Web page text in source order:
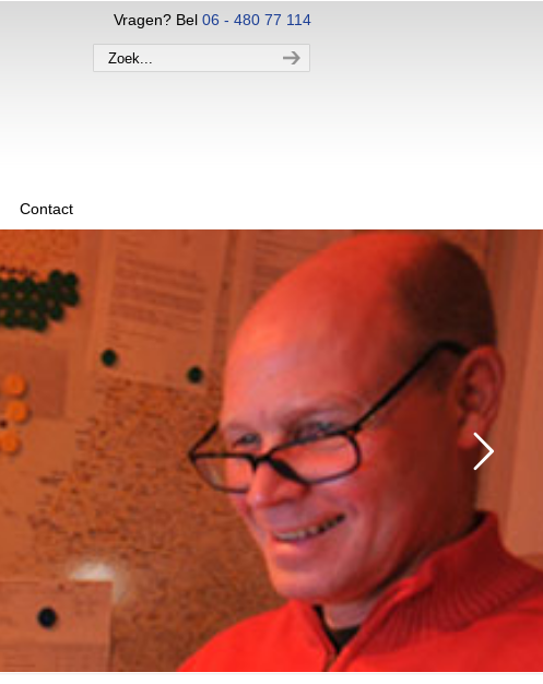
Vragen? Bel 06 - 480 77 114
Contact